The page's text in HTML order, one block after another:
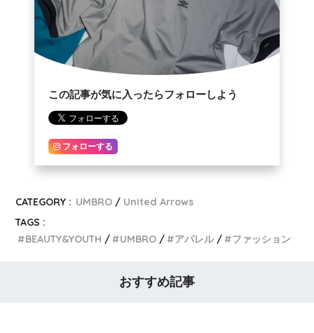
この記事が気に入ったらフォローしよう
フォローする
CATEGORY : UMBRO
United Arrows
TAGS :
BEAUTY&YOUTH
UMBRO アパレル ファッション
おすすめ記事